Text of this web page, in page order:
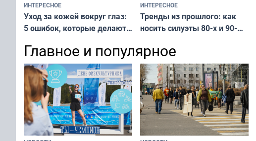
ИНТЕРЕСНОЕ
Уход за кожей вокруг глаз:
5 ошибок, которые делают
и вернуть свежий взгляд
без дорогих средств
ИНТЕРЕСНОЕ
Тренды из прошлого: как
носить силуэты 80-х и 90-
современно и стильно без
переплат
Главное и популярное